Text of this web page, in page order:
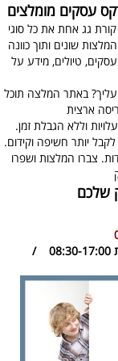
עסקים מומלצים
גג אחת את כל סוגי
שונים ותוך כוונה
טיולים, מידע על
באתר המלצה תוכל
ארצית
וללא הגבלת זמן.
יותר חשיפה וקידום.
צברו המלצות ושפרו
שלכם
ראשון עד חמישי בין השעות 08:30-17:00 /